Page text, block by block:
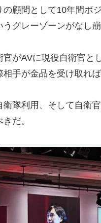
の顧問として10年間ポ
グレーゾーンがなし崩
官がAVに現役自衛官と
相手が金品を受け取れ
衛隊利用、そして自衛
だ。